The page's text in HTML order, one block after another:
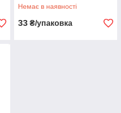
Немає в наявності
33 ₴/упаковка